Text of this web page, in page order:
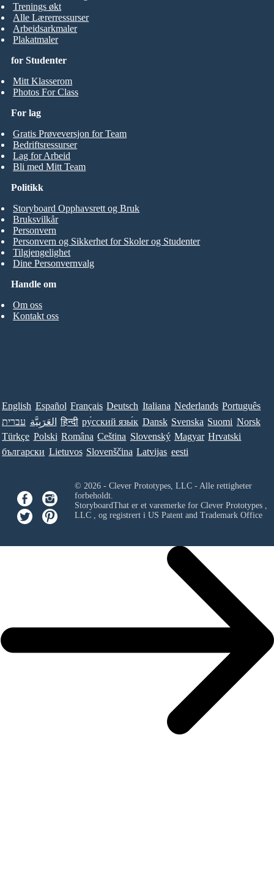
for Studenter
Mitt Klasserom
Photos For Class
Trenings økt
Alle Lærerressurser
Arbeidsarkmaler
Plakatmaler
For lag
Gratis Prøveversjon for Team
Bedriftsressurser
Lag for Arbeid
Bli med Mitt Team
Handle om
Om oss
Kontakt oss
Politikk
Storyboard Opphavsrett og Bruk
Bruksvilkår
Personvern
Personvern og Sikkerhet for Skoler og Studenter
Tilgjengelighet
Dine Personvernvalg
English Español Français Deutsch Italiana Nederlands Português
עברית العَرَبِيَّة हिन्दी ру́сский язы́к Dansk Svenska Suomi Norsk
Türkçe Polski Româna Ceština Slovenský Magyar Hrvatski
български Lietuvos Slovenščina Latvijas eesti
© 2026 - Clever Prototypes, LLC - Alle rettigheter
forbeholdt.
StoryboardThat er et varemerke for Clever Prototypes ,
LLC, og registrert i US Patent and Trademark Office